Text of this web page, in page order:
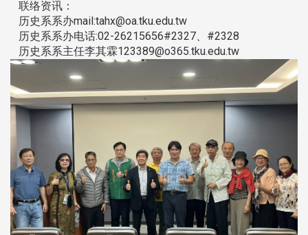
联络资讯：
历史系系办mail:tahx@oa.tku.edu.tw
历史系系办电话:02-26215656#2327、#2328
历史系系主任李其霖123389@o365.tku.edu.tw